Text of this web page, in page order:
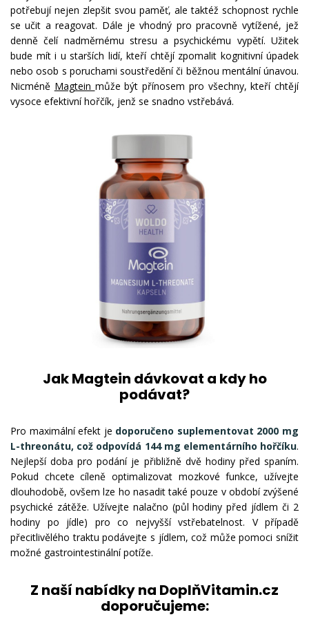
potřebují nejen zlepšit svou paměť, ale taktéž schopnost rychle
se učit a reagovat. Dále je vhodný pro pracovně vytížené, jež
denně čelí nadměrnému stresu a psychickému vypětí. Užitek
bude mít i u starších lidí, kteří chtějí zpomalit kognitivní úpadek
nebo osob s poruchami soustředění či běžnou mentální únavou.
Nicméně Magtein může být přínosem pro všechny, kteří chtějí
vysoce efektivní hořčík, jenž se snadno vstřebává.
Jak Magtein dávkovat a kdy ho
podávat?
Pro maximální efekt je doporučeno suplementovat 2000 mg
L-threonátu, což odpovídá 144 mg elementárního hořčíku.
Nejlepší doba pro podání je přibližně dvě hodiny před spaním.
Pokud chcete cíleně optimalizovat mozkové funkce, užívejte
dlouhodobě, ovšem lze ho nasadit také pouze v období zvýšené
psychické zátěže. Užívejte nalačno (půl hodiny před jídlem či 2
hodiny po jídle) pro co nejvyšší vstřebatelnost. V případě
přecitlivělého traktu podávejte s jídlem, což může pomoci snížit
možné gastrointestinální potíže.
Z naší nabídky na DoplňVitamin.cz
doporučujeme: